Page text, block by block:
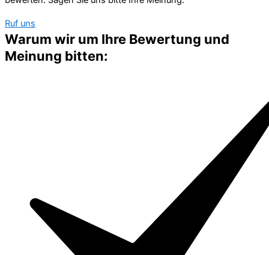
Ruf uns
Warum wir um Ihre Bewertung und
Meinung bitten: